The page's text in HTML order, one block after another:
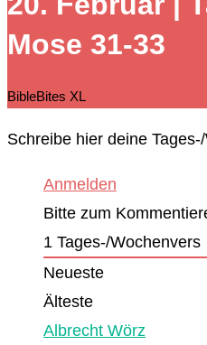
Mose 31-33
BibleBites XL
Schreibe hier deine
Anmelden
Bitte zum
1 Tages-/Wochenvers
Neueste
Älteste
Albrecht Wörz